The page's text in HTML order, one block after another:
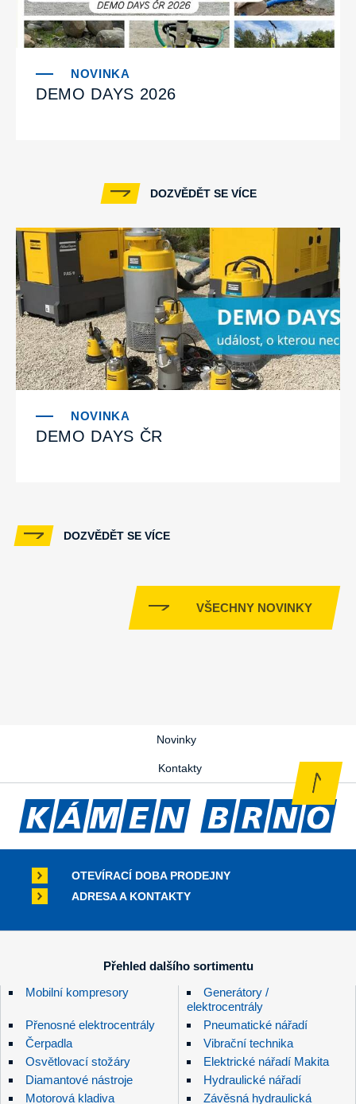
DEMO DAYS 2026
DOZVĚDĚT SE VÍCE
DEMO DAYS ČR
DOZVĚDĚT SE VÍCE
VŠECHNY NOVINKY
Novinky
Kontakty
OTEVÍRACÍ DOBA PRODEJNY
ADRESA A KONTAKTY
Přehled dalšího sortimentu
Mobilní kompresory
Generátory /
elektrocentrály
Přenosné elektrocentrály
Pneumatické nářadí
Čerpadla
Vibrační technika
Osvětlovací stožáry
Elektrické nářadí Makita
Diamantové nástroje
Hydraulické nářadí
Motorová kladiva
Závěsná hydraulická